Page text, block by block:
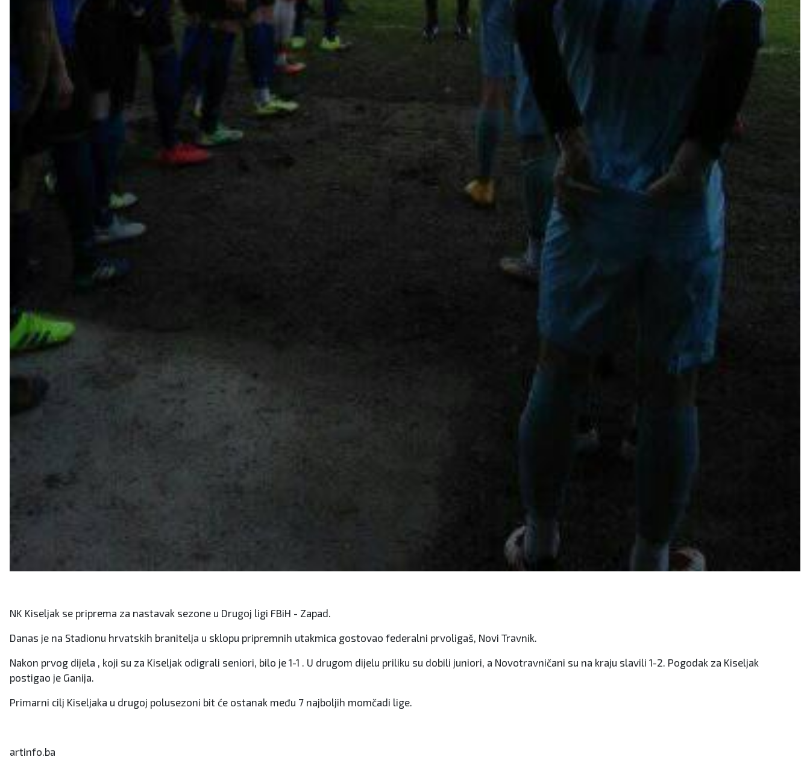
NK Kiseljak se priprema za nastavak sezone u Drugoj ligi FBiH - Zapad.
Danas je na Stadionu hrvatskih branitelja u sklopu pripremnih utakmica gostovao federalni prvoligaš, Novi Travnik.
Nakon prvog dijela , koji su za Kiseljak odigrali seniori, bilo je 1-1 . U drugom dijelu priliku su dobili juniori, a Novotravničani su na kraju slavili 1-2. Pogodak za Kiseljak
postigao je Ganija.
Primarni cilj Kiseljaka u drugoj polusezoni bit će ostanak među 7 najboljih momčadi lige.
artinfo.ba